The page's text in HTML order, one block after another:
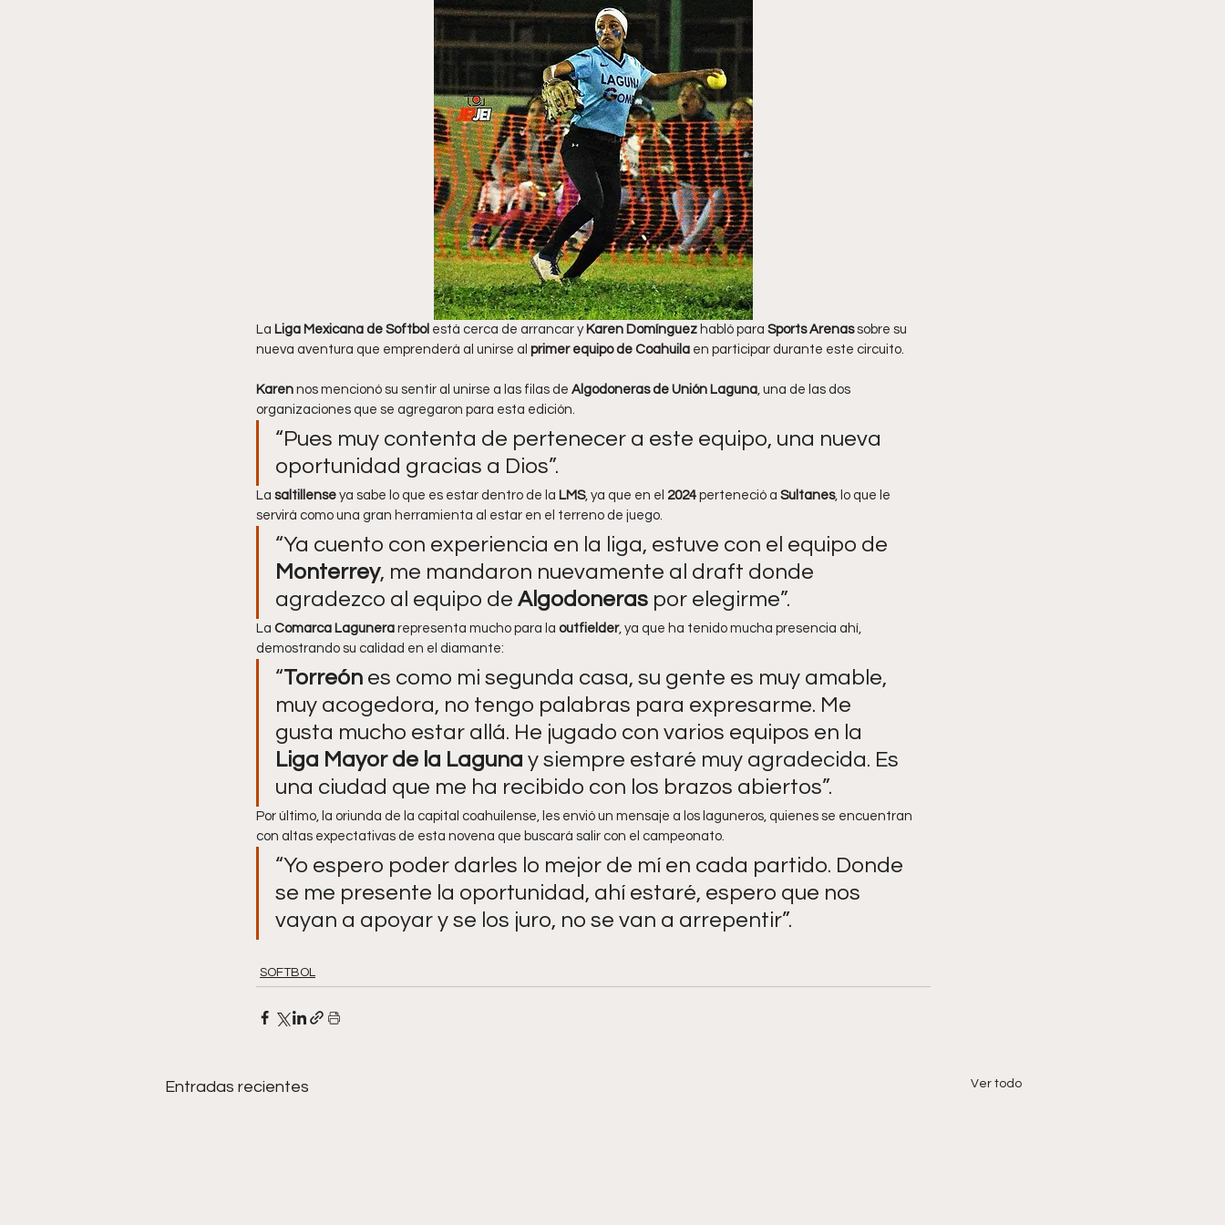
La Liga Mexicana de Softbol está cerca de arrancar y Karen Domínguez habló para Sports Arenas sobre su
nueva aventura que emprenderá al unirse al primer equipo de Coahuila en participar durante este circuito.
Karen nos mencionó su sentir al unirse a las filas de Algodoneras de Unión Laguna, una de las dos
organizaciones que se agregaron para esta edición.
“Pues muy contenta de pertenecer a este equipo, una nueva
oportunidad gracias a Dios”.
La saltillense ya sabe lo que es estar dentro de la LMS, ya que en el 2024 perteneció a Sultanes, lo que le
servirá como una gran herramienta al estar en el terreno de juego.
“Ya cuento con experiencia en la liga, estuve con el equipo de
Monterrey, me mandaron nuevamente al draft donde
agradezco al equipo de Algodoneras por elegirme”.
La Comarca Lagunera representa mucho para la outfielder, ya que ha tenido mucha presencia ahí,
demostrando su calidad en el diamante:
“Torreón es como mi segunda casa, su gente es muy amable,
muy acogedora, no tengo palabras para expresarme. Me
gusta mucho estar allá. He jugado con varios equipos en la
Liga Mayor de la Laguna y siempre estaré muy agradecida. Es
una ciudad que me ha recibido con los brazos abiertos”.
Por último, la oriunda de la capital coahuilense, les envió un mensaje a los laguneros, quienes se encuentran
con altas expectativas de esta novena que buscará salir con el campeonato.
“Yo espero poder darles lo mejor de mí en cada partido. Donde
se me presente la oportunidad, ahí estaré, espero que nos
vayan a apoyar y se los juro, no se van a arrepentir”.
SOFTBOL
Entradas recientes Ver todo